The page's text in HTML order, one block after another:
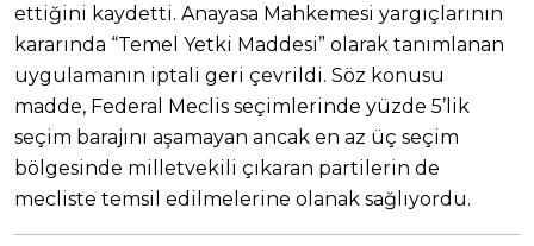
ettiğini kaydetti. Anayasa Mahkemesi yargıçlarının
kararında “Temel Yetki Maddesi” olarak tanımlanan
uygulamanın iptali geri çevrildi. Söz konusu
madde, Federal Meclis seçimlerinde yüzde 5’lik
seçim barajını aşamayan ancak en az üç seçim
bölgesinde milletvekili çıkaran partilerin de
mecliste temsil edilmelerine olanak sağlıyordu.